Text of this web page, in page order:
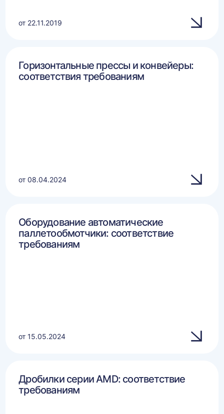
от 22.11.2019
Горизонтальные прессы и конвейеры:
соответствия требованиям
от 08.04.2024
Оборудование автоматические
паллетообмотчики: соответствие
требованиям
от 15.05.2024
Дробилки серии AMD: соответствие
требованиям